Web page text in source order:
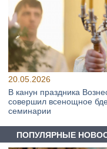
20.05.2026
В канун праздника
совершил всенощное
семинарии
ПОПУЛЯРНЫЕ